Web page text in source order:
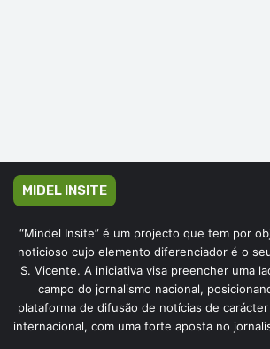
MIDEL INSITE
“Mindel Insite” é um projecto que tem por
noticioso cujo elemento diferenciador é o
S. Vicente. A iniciativa visa preencher uma
campo do jornalismo nacional,
plataforma de difusão de notícias de
internacional, com uma forte aposta no